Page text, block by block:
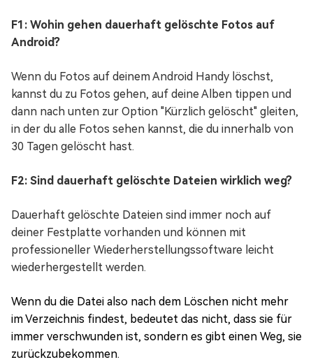
F1: Wohin gehen dauerhaft gelöschte Fotos auf
Android?
Wenn du Fotos auf deinem Android Handy löschst,
kannst du zu Fotos gehen, auf deine Alben tippen und
dann nach unten zur Option "Kürzlich gelöscht" gleiten,
in der du alle Fotos sehen kannst, die du innerhalb von
30 Tagen gelöscht hast.
F2: Sind dauerhaft gelöschte Dateien wirklich weg?
Dauerhaft gelöschte Dateien sind immer noch auf
deiner Festplatte vorhanden und können mit
professioneller Wiederherstellungssoftware leicht
wiederhergestellt werden.
Wenn du die Datei also nach dem Löschen nicht mehr
im Verzeichnis findest, bedeutet das nicht, dass sie für
immer verschwunden ist, sondern es gibt einen Weg, sie
zurückzubekommen.